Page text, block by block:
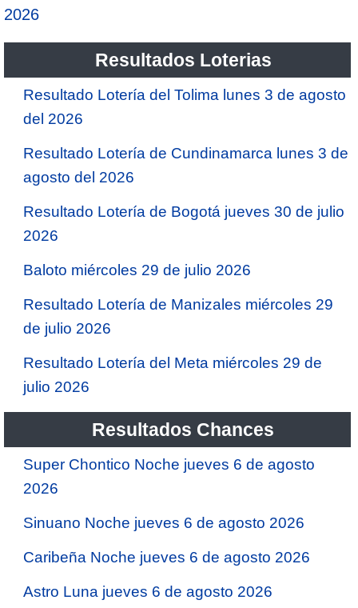
2026
Resultados Loterias
Resultado Lotería del Tolima lunes 3 de agosto
del 2026
Resultado Lotería de Cundinamarca lunes 3 de
agosto del 2026
Resultado Lotería de Bogotá jueves 30 de julio
2026
Baloto miércoles 29 de julio 2026
Resultado Lotería de Manizales miércoles 29
de julio 2026
Resultado Lotería del Meta miércoles 29 de
julio 2026
Resultados Chances
Super Chontico Noche jueves 6 de agosto
2026
Sinuano Noche jueves 6 de agosto 2026
Caribeña Noche jueves 6 de agosto 2026
Astro Luna jueves 6 de agosto 2026